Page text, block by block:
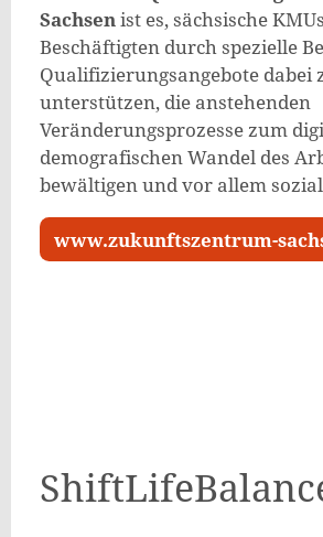
Sachsenist es, sächsische
Beschäftigten durch spezielle
Qualifizierungsangebote dabei
unterstützen, die anstehenden
Veränderungsprozesse zum
demografischen Wandel des
bewältigen und vor allem
www.zukunftszentrum-